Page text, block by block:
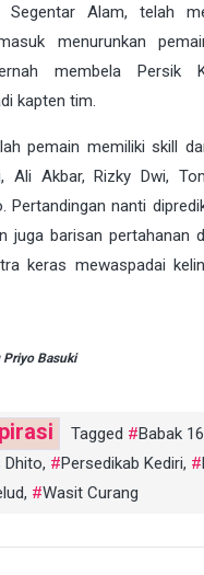
Segentar Alam, telah
menurunkan
membela Persik
kapten tim.
pemain memiliki skill
Ali Akbar, Rizky Dwi,
Pertandingan nanti
juga barisan pertahanan
keras mewaspadai
Priyo Basuki
Tagged Babak
Dhito, Persedikab Kediri,
, Wasit Curang